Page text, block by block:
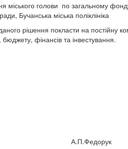
міського голови по загальному
Бучанська міська поліклініка
рішення покласти на постійну
фінансів та інвестування.
А.П.Федорук